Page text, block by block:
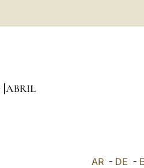
ABRIL
AR - DE -